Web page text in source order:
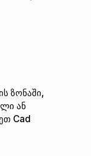
ზონაში,
ან
Cad